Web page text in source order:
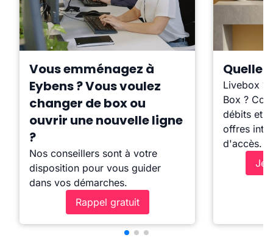
Vous emménagez à
Eybens ? Vous voulez
changer de box ou
ouvrir une nouvelle ligne
?
Nos conseillers sont à votre
disposition pour vous guider
dans vos démarches.
Rappel gratuit
Quelle
Livebox ?
Box ?
débits et
offres
d'accès.
Je